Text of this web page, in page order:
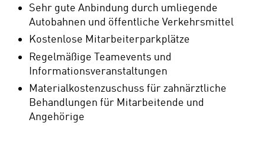
Sehr gute Anbindung durch umliegende
Autobahnen und öffentliche Verkehrsmittel
Kostenlose Mitarbeiterparkplätze
Regelmäßige Teamevents und
Informationsveranstaltungen
Materialkostenzuschuss für zahnärztliche
Behandlungen für Mitarbeitende und
Angehörige